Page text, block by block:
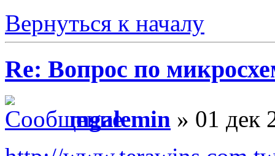
Вернуться к началу
Re: Вопрос по
mgalemin » 01 дек